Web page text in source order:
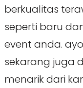
berkualitas
seperti baru
event anda.
sekarang juga
menarik dari